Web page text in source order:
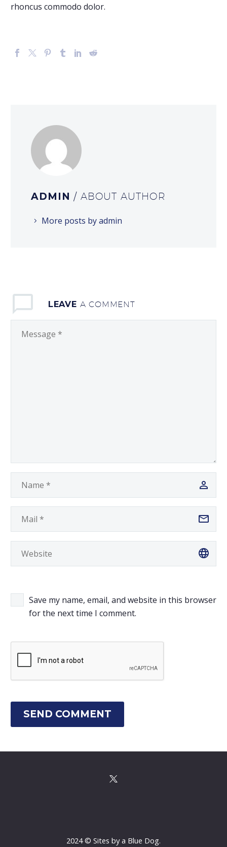
rhoncus commodo dolor.
ADMIN / ABOUT AUTHOR
More posts by admin
LEAVE A COMMENT
Save my name, email, and website in this browser
for the next time I comment.
SEND COMMENT
2024 © Sites by a Blue Dog.